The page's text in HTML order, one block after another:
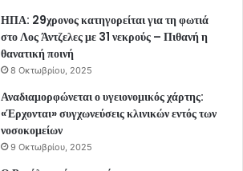
ΗΠΑ: 29χρονος κατηγορείται για τη φωτιά
στο Λος Άντζελες με 31 νεκρούς – Πιθανή η
θανατική ποινή
8 Οκτωβρίου, 2025
Αναδιαμορφώνεται ο υγειονομικός χάρτης:
«Έρχονται» συγχωνεύσεις κλινικών εντός των
νοσοκομείων
9 Οκτωβρίου, 2025